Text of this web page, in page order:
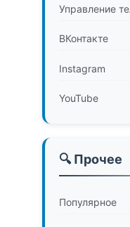
Управление
ВКонтакте
Instagram
YouTube
🔍 Прочее
Популярное